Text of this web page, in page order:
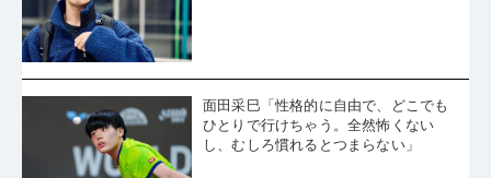
面田采巳「性格的に自由で、どこでも
ひとりで行けちゃう。全然怖くない
し、むしろ慣れるとつまらない」